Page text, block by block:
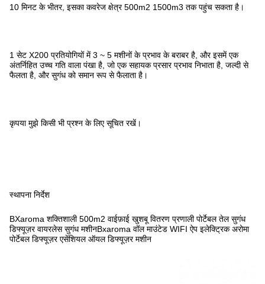
10 मिनट के भीतर, इसका कवरेज क्षेत्र 500m2 1500m3 तक पहुंच सकता है।
1 सेट X200 प्रतियोगियों में 3 ~ 5 मशीनों के प्रभाव के बराबर है, और इसमें एक
अंतर्निहित उच्च गति वाला पंखा है, जो एक सहायक प्रसार प्रभाव निभाता है, जल्दी से
फैलता है, और सुगंध को समान रूप से फैलाता है।
कृपया मुझे किसी भी प्रश्न के लिए सूचित रखें।
स्थापना निर्देश
BXaroma शक्तिशाली 500m2 वाईफ़ाई खुशबू वितरण प्रणाली पोर्टेबल तेल सुगंध
डिफ्यूज़र वायरलेस सुगंध मशीनBxaroma वॉल माउंटेड WIFI ऐप इलेक्ट्रिक अरोमा
पोर्टेबल डिफ्यूज़र एसेंशियल ऑयल डिफ्यूज़र मशीन